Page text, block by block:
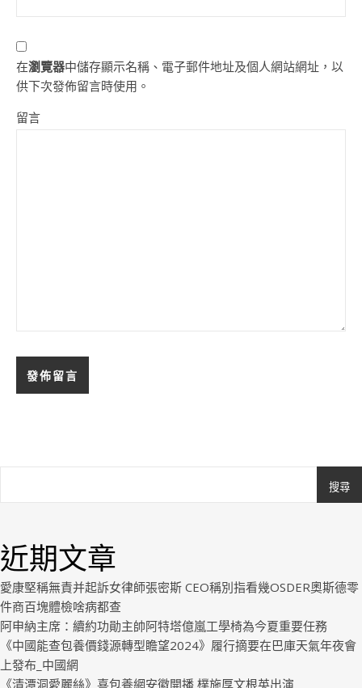
在瀏覽器中儲存顯示名稱、電子郵件地址及個人網站網址，以
供下次發佈留言時使用。
留言
搜尋
近期文章
愛康堅稱無責并起訴女律師張密斯 CEO稱別指看幾OSDER奧斯德零
件商百塊體檢啥病都查
阿申納主席：續約功勛主帥阿特塔億嵐工學椅為今夏重要任務
《中國能查包養價錢源轉型瞻望2024》履行摘要在巴庫天氣年夜會
上發布_中國網
《清潭洞愛麗絲》喜包養網安徽開播 樸施厚文根英出演
Royal.